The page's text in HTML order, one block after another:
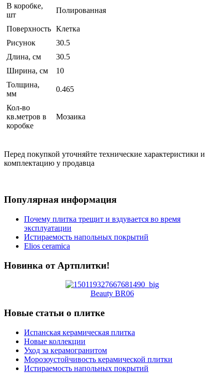
В коробке,
шт
Полированная
Поверхность Клетка
Рисунок
30.5
Длина, см
30.5
Ширина, см
10
Толщина,
мм
0.465
Кол-во
кв.метров в
коробке
Мозаика
Перед покупкой уточняйте технические характеристики и
комплектацию у продавца
Популярная информация
Почему плитка трещит и вздувается во время
эксплуатации
Истираемость напольных покрытий
Elios ceramica
Новинка от Артплитки!
Beauty BR06
Новые статьи о плитке
Испанская керамическая плитка
Новые коллекции
Уход за керамогранитом
Морозоустойчивость керамической плитки
Истираемость напольных покрытий